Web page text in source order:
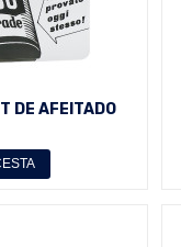
DE AFEITADO